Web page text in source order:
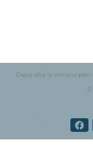
Deze site is
Almelo, Almere, Amersfoort, Apeldoorn, Appelscha, Appingedam,
– Dakdekker Hoornsterzwaag – Dakdekker Akkrum – Dakdekker Nes –
Dakdekker Beesterzwaag – Dakdekker Drachten –